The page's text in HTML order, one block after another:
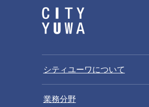
シティユーワについて
業務分野